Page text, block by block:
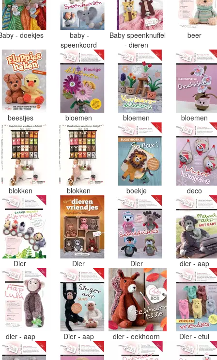
- doekjes
baby -
speenkoord
Baby speenknuffel
- dieren
beer
beestjes bloemen bloemen bloemen
blokken blokken boekje deco
Dier Dier Dier dier - aap
dier - aap Dier - aap dier - eekhoorn Dier - etui